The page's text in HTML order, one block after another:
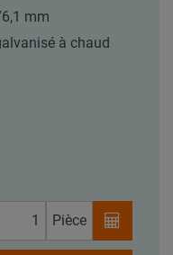
mm
à chaud
Pièce